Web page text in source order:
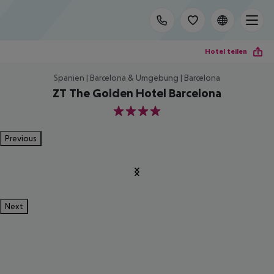
Hotel teilen
Spanien | Barcelona & Umgebung | Barcelona
ZT The Golden Hotel Barcelona
4
Previous
Next